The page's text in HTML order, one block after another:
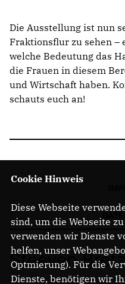
Die Ausstellung ist nun
Fraktionsflur zu sehen –
welche Bedeutung das
die Frauen in diesem
und Wirtschaft haben.
schauts euch an!
Steeven
Cookie Hinweis
Diese Webseite
sind, um die Webseite
verwenden wir Dienste
helfen, unser
Optmierung). Für die
Dienste, benötigen wir